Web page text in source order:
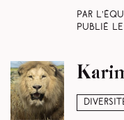
Par
Publié le